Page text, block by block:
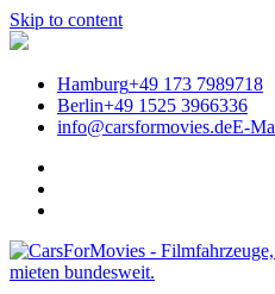
Skip to content
Hamburg+49 173 7989718
Berlin+49 1525 3966336
info@carsformovies.deE-